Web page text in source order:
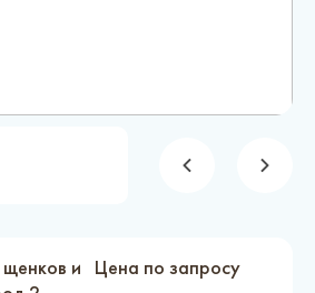
и
Цена по запросу